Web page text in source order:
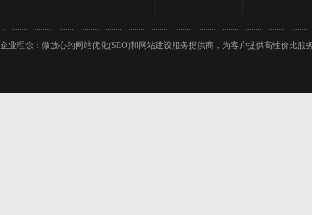
企业理念：做放心的网站优化(SEO)和网站建设服务提供商，为客户提供高性价比服